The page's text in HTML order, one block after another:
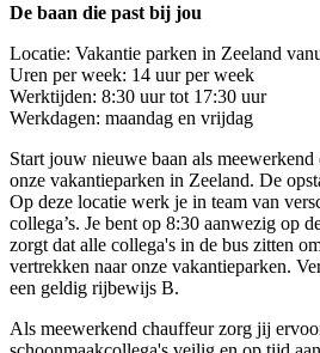
De baan die past bij jou
Locatie: Vakantie parken in Zeeland
Uren per week: 14 uur per week
Werktijden: 8:30 uur tot 17:30 uur
Werkdagen: maandag en vrijdag
Start jouw nieuwe baan als
onze vakantieparken in Zeeland. De
Op deze locatie werk je in team van
collega’s. Je bent op 8:30 aanwezig op
zorgt dat alle collega's in de bus zitten
vertrekken naar onze vakantieparken.
een geldig rijbewijs B.
Als meewerkend chauffeur zorg jij